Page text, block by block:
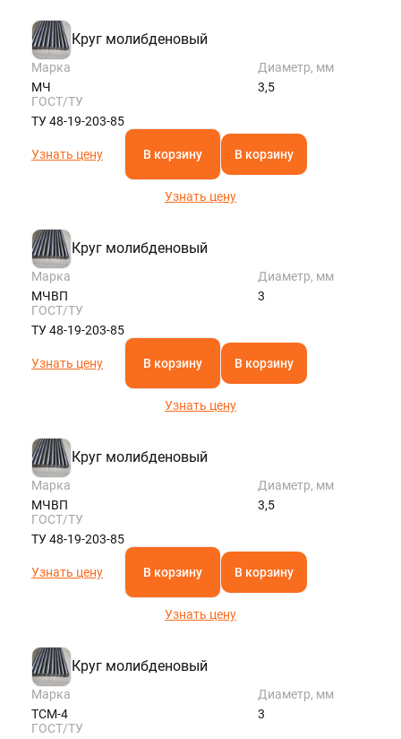
Круг молибденовый
Марка
МЧ
Диаметр, мм
3,5
ГОСТ/ТУ
ТУ 48-19-203-85
Узнать цену В корзину В корзину
Узнать цену
Круг молибденовый
Марка
МЧВП
Диаметр, мм
3
ГОСТ/ТУ
ТУ 48-19-203-85
Узнать цену В корзину В корзину
Узнать цену
Круг молибденовый
Марка
МЧВП
Диаметр, мм
3,5
ГОСТ/ТУ
ТУ 48-19-203-85
Узнать цену В корзину В корзину
Узнать цену
Круг молибденовый
Марка
ТСМ-4
Диаметр, мм
3
ГОСТ/ТУ